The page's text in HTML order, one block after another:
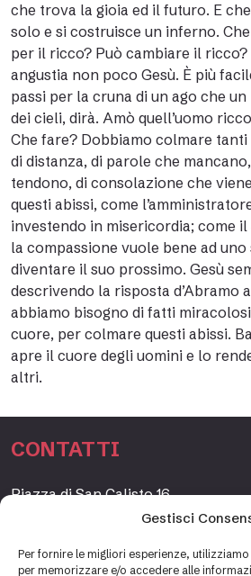
Gestisci
Per fornire le migliori esperienze,
per memorizzare e/o accedere alle
che trova la gioia ed il futuro. E
solo e si costruisce un inferno. Che
per il ricco? Può cambiare il ricco?
angustia non poco Gesù. È più
passi per la cruna di un ago che
dei cieli, dirà. Amò quell’uomo
Che fare? Dobbiamo colmare tanti
di distanza, di parole che
tendono, di consolazione che
questi abissi, come
investendo in misericordia; come
la compassione vuole bene ad
diventare il suo prossimo. Gesù
descrivendo la risposta d’Abramo
abbiamo bisogno di fatti
cuore, per colmare questi abissi.
apre il cuore degli uomini e lo
altri.
CONTATTI
Piazza di San Calisto 16,
www.fondazioneetagrande.org